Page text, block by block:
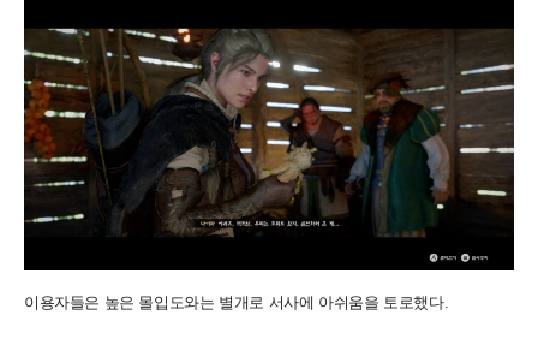
이용자들은 높은 몰입도와는 별개로 서사에 아쉬움을 토로했다.